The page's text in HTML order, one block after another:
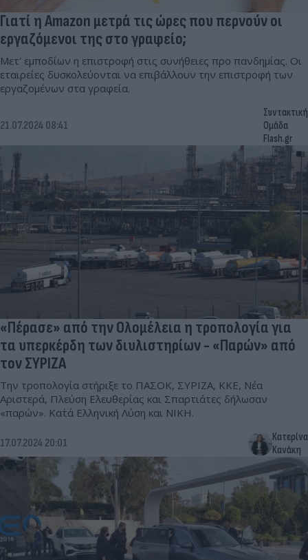
Γιατί η Amazon μετρά τις ώρες που περνούν οι
εργαζόμενοι της στο γραφείο;
Μετ' εμποδίων η επιστροφή στις συνήθειες προ πανδημίας. Οι
εταιρείες δυσκολεύονται να επιβάλλουν την επιστροφή των
εργαζομένων στα γραφεία.
21.07.2024 08:41
Συντακτική
Ομάδα
Flash.gr
«Πέρασε» από την Ολομέλεια η τροπολογία για
τα υπερκέρδη των διυλιστηρίων - «Παρών» από
τον ΣΥΡΙΖΑ
Την τροπολογία στήριξε το ΠΑΣΟΚ, ΣΥΡΙΖΑ, ΚΚΕ, Νέα
Αριστερά, Πλεύση Ελευθερίας και Σπαρτιάτες δήλωσαν
«παρών». Κατ΄ά Ελληνική Λύση και ΝΙΚΗ.
17.07.2024 20:01
Κατερίνα
Κανάκη